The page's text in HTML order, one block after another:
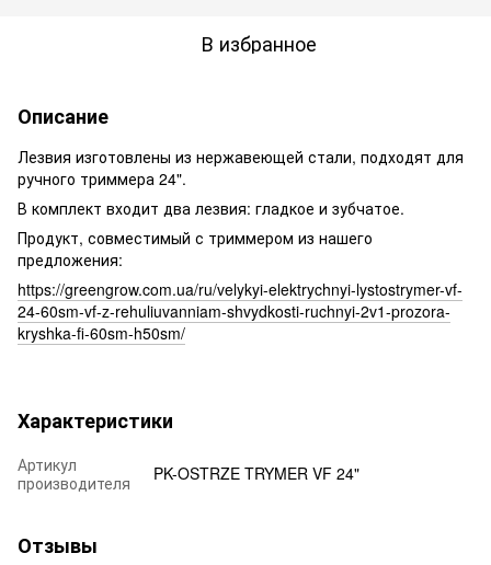
В избранное
Описание
Лезвия изготовлены из нержавеющей стали, подходят для
ручного триммера 24".
В комплект входит два лезвия: гладкое и зубчатое.
Продукт, совместимый с триммером из нашего
предложения:
https://greengrow.com.ua/ru/velykyi-elektrychnyi-lystostrymer-vf-
24-60sm-vf-z-rehuliuvanniam-shvydkosti-ruchnyi-2v1-prozora-
kryshka-fi-60sm-h50sm/
Характеристики
Артикул
производителя
PK-OSTRZE TRYMER VF 24"
Отзывы